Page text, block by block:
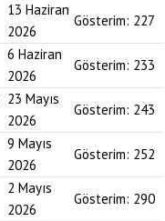
13 Haziran
2026
Gösterim: 227
6 Haziran
2026
Gösterim: 233
23 Mayıs
2026
Gösterim: 243
9 Mayıs
2026
Gösterim: 252
2 Mayıs
2026
Gösterim: 290